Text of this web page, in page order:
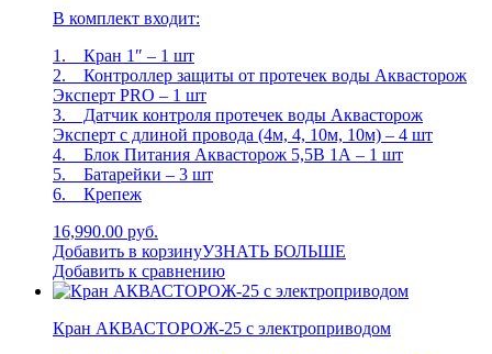
В комплект входит:
1. Кран 1″ – 1 шт
2. Контроллер защиты от протечек воды Аквасторож
Эксперт PRO – 1 шт
3. Датчик контроля протечек воды Аквасторож
Эксперт с длиной провода (4м, 4, 10м, 10м) – 4 шт
4. Блок Питания Аквасторож 5,5В 1А – 1 шт
5. Батарейки – 3 шт
6. Крепеж
16,990.00 руб.
Добавить в корзинуУЗНАТЬ БОЛЬШЕ
Добавить к сравнению
Кран АКВАСТОРОЖ-25 с электроприводом